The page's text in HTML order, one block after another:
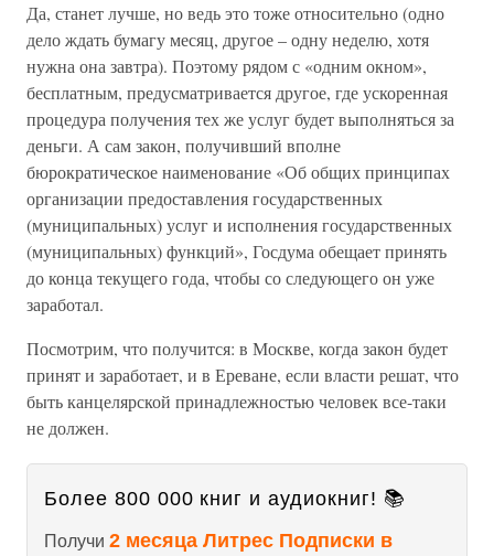
Да, станет лучше, но ведь это тоже относительно (одно
дело ждать бумагу месяц, другое – одну неделю, хотя
нужна она завтра). Поэтому рядом с «одним окном»,
бесплатным, предусматривается другое, где ускоренная
процедура получения тех же услуг будет выполняться за
деньги. А сам закон, получивший вполне
бюрократическое наименование «Об общих принципах
организации предоставления государственных
(муниципальных) услуг и исполнения государственных
(муниципальных) функций», Госдума обещает принять
до конца текущего года, чтобы со следующего он уже
заработал.
Посмотрим, что получится: в Москве, когда закон будет
принят и заработает, и в Ереване, если власти решат, что
быть канцелярской принадлежностью человек все-таки
не должен.
Более 800 000 книг и аудиокниг! 📚
Получи 2 месяца Литрес Подписки в